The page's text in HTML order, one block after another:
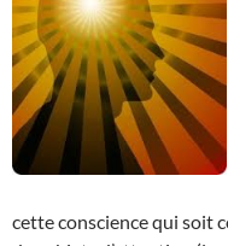
cette conscience qui soit